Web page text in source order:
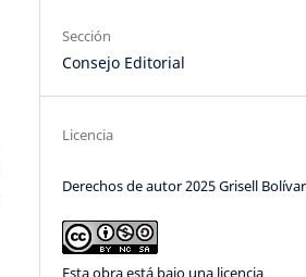
Sección
Consejo Editorial
Licencia
Derechos de autor 2025 Grisell